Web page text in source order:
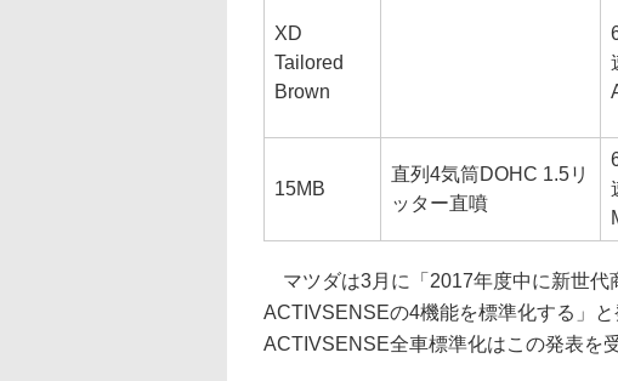
XD
Tailored
Brown
15MB
直列4気筒DOHC 1.5リ
ッター直噴
マツダは3月に「2017年度中に新世代
ACTIVSENSEの4機能を標準化する」
ACTIVSENSE全車標準化はこの発表を